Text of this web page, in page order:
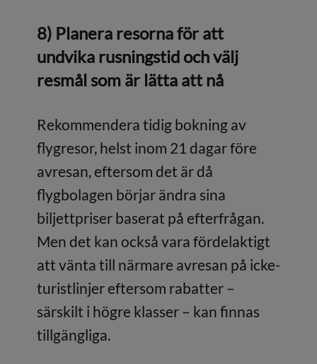
8) Planera resorna för att
undvika rusningstid och välj
resmål som är lätta att nå
Rekommendera tidig bokning av
flygresor, helst inom 21 dagar före
avresan, eftersom det är då
flygbolagen börjar ändra sina
biljettpriser baserat på efterfrågan.
Men det kan också vara fördelaktigt
att vänta till närmare avresan på icke-
turistlinjer eftersom rabatter –
särskilt i högre klasser – kan finnas
tillgängliga.